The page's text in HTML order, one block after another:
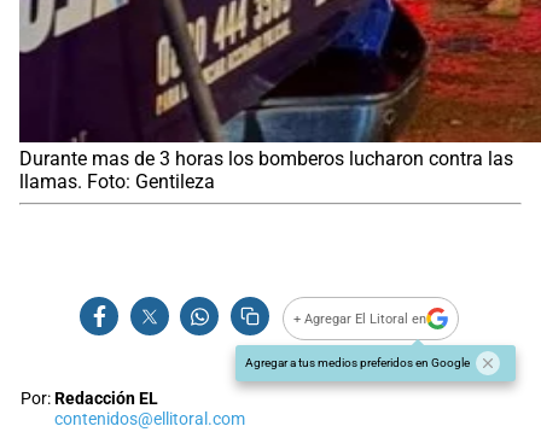
Durante mas de 3 horas los bomberos lucharon contra las
llamas. Foto: Gentileza
+ Agregar El Litoral en
Agregar a tus medios preferidos en Google
Por:Redacción EL
contenidos@ellitoral.com